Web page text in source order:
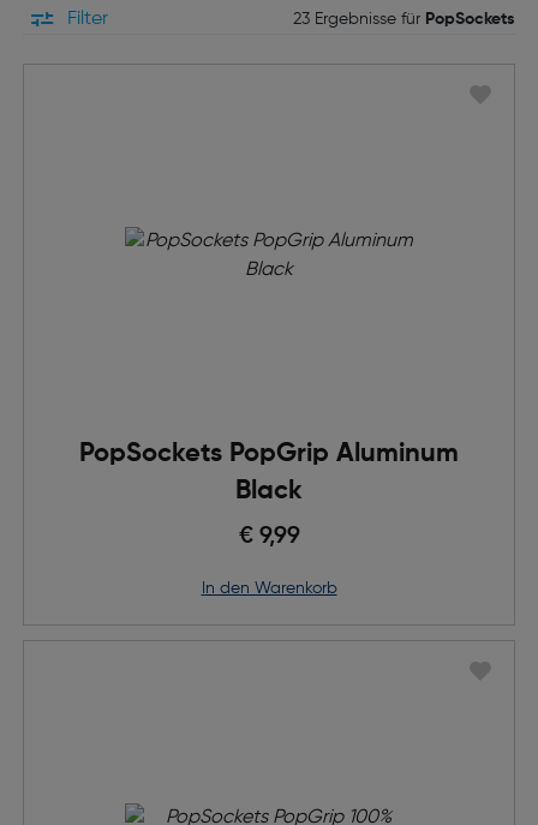
Filter 23 Ergebnisse für PopSockets
PopSockets PopGrip Aluminum
Black
€ 9,99
in den Warenkorb